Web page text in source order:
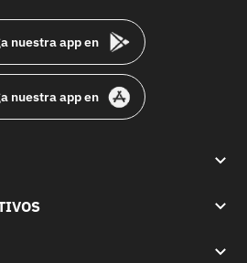
nuestra app en
nuestra app en